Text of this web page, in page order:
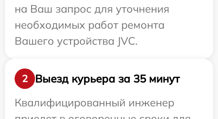
на Ваш запрос для уточнения
необходимых работ ремонта
Вашего устройства JVC.
2
Выезд курьера за 35 минут
Квалифицированный инженер